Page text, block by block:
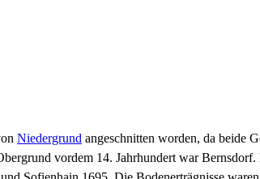
Niedergrund angeschnitten worden, da beide
vordem 14. Jahrhundert war